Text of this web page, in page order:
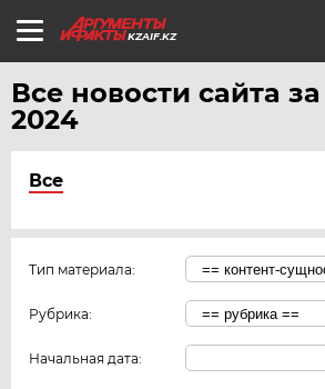
KZAIF.KZ
Все новости сайта
2024
Все
Тип материала:
Рубрика:
Начальная дата: